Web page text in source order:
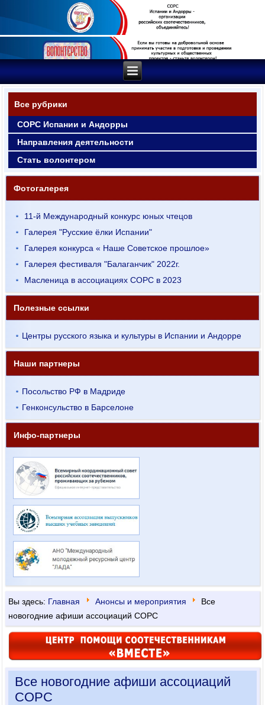
Все рубрики
СОРС Испании и Андорры
Направления деятельности
Стать волонтером
Фотогалерея
11-й Международный конкурс юных чтецов
Галерея "Русские ёлки Испании"
Галерея конкурса « Наше Советское прошлое»
Галерея фестиваля "Балаганчик" 2022г.
Масленица в ассоциациях СОРС в 2023
Полезные ссылки
Центры русского языка и культуры в Испании и Андорре
Наши партнеры
Посольство РФ в Мадриде
Генконсульство в Барселоне
Инфо-партнеры
Вы здесь: Главная Анонсы и мероприятия
Все
новогодние афиши ассоциаций СОРС
Все новогодние афиши ассоциаций
СОРС